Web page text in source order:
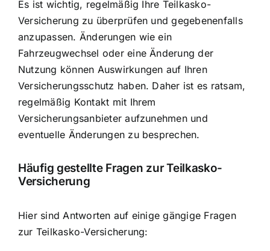
Es ist wichtig, regelmäßig Ihre Teilkasko-
Versicherung zu überprüfen und gegebenenfalls
anzupassen. Änderungen wie ein
Fahrzeugwechsel oder eine Änderung der
Nutzung können Auswirkungen auf Ihren
Versicherungsschutz haben. Daher ist es ratsam,
regelmäßig Kontakt mit Ihrem
Versicherungsanbieter aufzunehmen und
eventuelle Änderungen zu besprechen.
Häufig gestellte Fragen zur Teilkasko-
Versicherung
Hier sind Antworten auf einige gängige Fragen
zur Teilkasko-Versicherung: